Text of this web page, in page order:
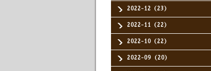
2022-12（23）
2022-11（22）
2022-10（22）
2022-09（20）